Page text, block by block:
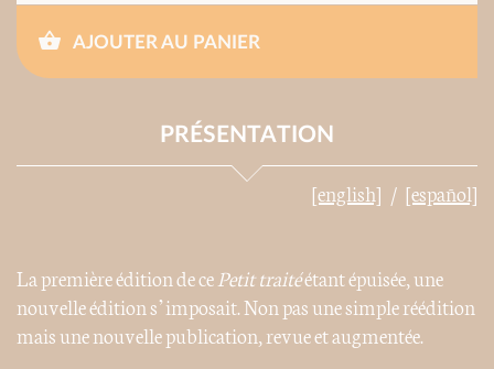
AJOUTER AU PANIER
PRÉSENTATION
[english] [español]
La première édition de cePetit traitéétant épuisée, une
nouvelle édition s’imposait. Non pas une simple réédition
mais une nouvelle publication, revue et augmentée.